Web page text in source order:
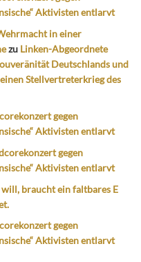
Aktivisten entlarvt
in einer
zu Linken-Abgeordnete
Deutschlands und
Stellvertreterkrieg des
gegen
Aktivisten entlarvt
gegen
Aktivisten entlarvt
braucht ein faltbares E
gegen
Aktivisten entlarvt